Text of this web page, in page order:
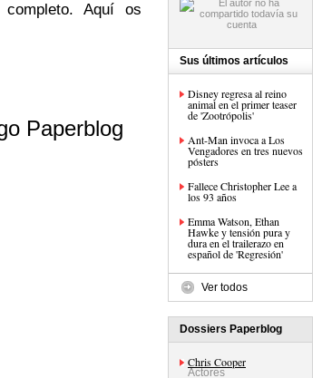
Aquí os
Sus últimos artículos
Disney regresa al reino
animal en el primer teaser
de 'Zootrópolis'
Ant-Man invoca a Los
Vengadores en tres nuevos
pósters
Fallece Christopher Lee a
los 93 años
Emma Watson, Ethan
Hawke y tensión pura y
dura en el trailerazo en
español de 'Regresión'
Ver todos
Dossiers Paperblog
Chris Cooper
Actores